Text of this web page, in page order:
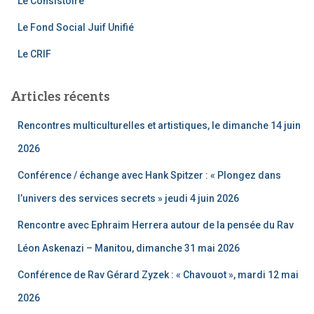
Le Fond Social Juif Unifié
Le CRIF
Articles récents
Rencontres multiculturelles et artistiques, le dimanche 14 juin
2026
Conférence / échange avec Hank Spitzer : « Plongez dans
l’univers des services secrets » jeudi 4 juin 2026
Rencontre avec Ephraim Herrera autour de la pensée du Rav
Léon Askenazi – Manitou, dimanche 31 mai 2026
Conférence de Rav Gérard Zyzek : « Chavouot », mardi 12 mai
2026